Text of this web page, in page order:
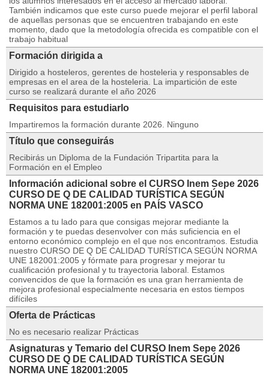
También indicamos que este curso puede mejorar el perfil laboral
de aquellas personas que se encuentren trabajando en este
momento, dado que la metodología ofrecida es compatible con el
trabajo habitual
Formación dirigida a
Dirigido a hosteleros, gerentes de hosteleria y responsables de
empresas en el area de la hosteleria. La impartición de este
curso se realizará durante el año 2026
Requisitos para estudiarlo
Impartiremos la formación durante 2026. Ninguno
Título que conseguirás
Recibirás un Diploma de la Fundación Tripartita para la
Formación en el Empleo
Información adicional sobre el CURSO Inem Sepe 2026
CURSO DE Q DE CALIDAD TURÍSTICA SEGÚN
NORMA UNE 182001:2005 en PAÍS VASCO
Estamos a tu lado para que consigas mejorar mediante la
formación y te puedas desenvolver con más suficiencia en el
entorno económico complejo en el que nos encontramos. Estudia
nuestro CURSO DE Q DE CALIDAD TURÍSTICA SEGÚN NORMA
UNE 182001:2005 y fórmate para progresar y mejorar tu
cualificación profesional y tu trayectoria laboral. Estamos
convencidos de que la formación es una gran herramienta de
mejora profesional especialmente necesaria en estos tiempos
difíciles
Oferta de Prácticas
No es necesario realizar Prácticas
Asignaturas y Temario del CURSO Inem Sepe 2026
CURSO DE Q DE CALIDAD TURÍSTICA SEGÚN
NORMA UNE 182001:2005